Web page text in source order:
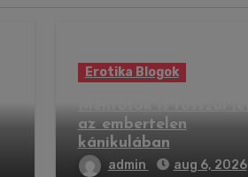
Erotika Blogok
az embertelen
kánikulában
admin aug 6, 2026